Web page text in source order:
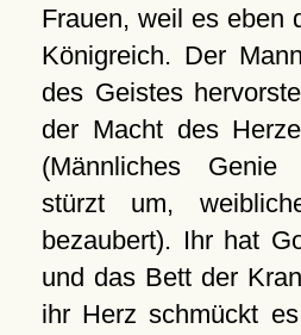
Frauen, weil es eben
Königreich. Der
des Geistes
der Macht des
(Männliches Genie
stürzt um,
bezaubert). Ihr hat
und das Bett der
ihr Herz schmückt